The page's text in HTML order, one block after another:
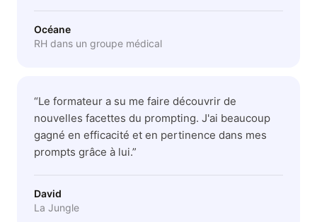
Océane
RH dans un groupe médical
“Le formateur a su me faire découvrir de
nouvelles facettes du prompting. J'ai beaucoup
gagné en efficacité et en pertinence dans mes
prompts grâce à lui.”
David
La Jungle